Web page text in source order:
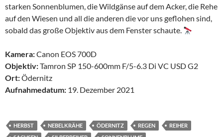
starken Sonnenblumen, die Wildgänse auf dem Acker, die Rehe
auf den Wiesen und all die anderen die vor uns geflohen sind,
sobald das große Objektiv aus dem Fenster schaute.
Kamera:Canon EOS 700D
Objektiv:Tamron SP 150-600mm F/5-6.3 Di VC USD G2
Ort:Ödernitz
Aufnahmedatum: 19. Dezember 2021
HERBST NEBELKRÄHE ÖDERNITZ REGEN
REIHER